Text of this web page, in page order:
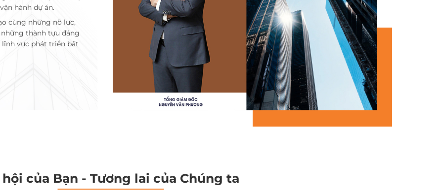
hành dự án.
cùng những nỗ lực,
những thành tựu đáng
vực phát triển bất
hội của Bạn - Tương lai của Chúng ta